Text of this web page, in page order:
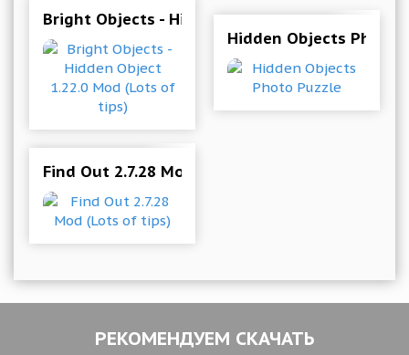
Bright Objects - Hidden Object 1.22.0 Mod
Hidden Objects Photo
Find Out 2.7.28 Mod (Lots of tips)
РЕКОМЕНДУЕМ СКАЧАТЬ